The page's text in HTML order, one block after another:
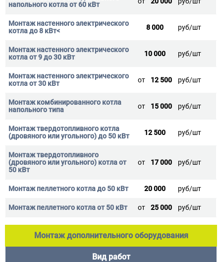
8 000 руб/шт
10 000 руб/шт
от 12 500 руб/шт
от 15 000 руб/шт
12 500 руб/шт
от 17 000 руб/шт
20 000 руб/шт
от 25 000 руб/шт
Монтаж дополнительного оборудования
Вид работ